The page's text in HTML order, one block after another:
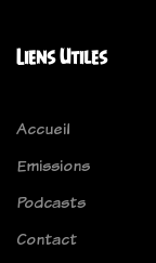
Liens Utiles
Accueil
Emissions
Podcasts
Contact